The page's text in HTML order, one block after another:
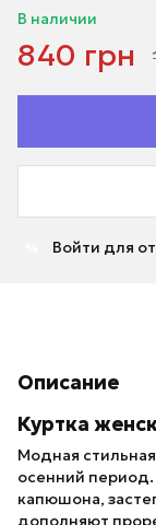
В наличии
840 грн
Войти для
Описание
Куртка
Модная
осенний
капюшона,
дополняют